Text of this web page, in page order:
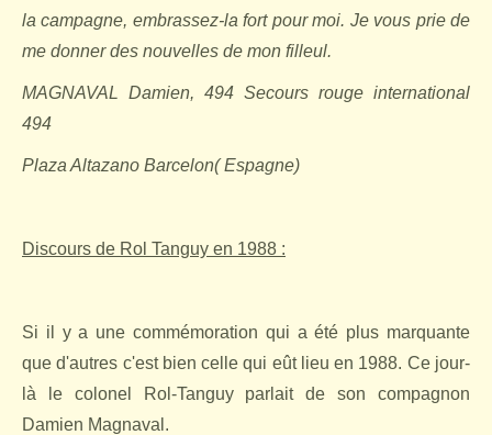
la campagne, embrassez-la fort pour moi. Je vous prie de
me donner des nouvelles de mon filleul.
MAGNAVAL Damien, 494 Secours rouge international
494
Plaza Altazano Barcelon( Espagne)
Discours de Rol Tanguy en 1988 :
Si il y a une commémoration qui a été plus marquante
que d'autres c'est bien celle qui eût lieu en 1988. Ce jour-
là le colonel Rol-Tanguy parlait de son compagnon
Damien Magnaval.